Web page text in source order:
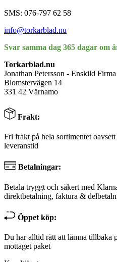
SMS: 076-797 62 58
info@torkarblad.nu
Svar samma dag 365 dagar om
Torkarblad.nu
Jonathan Petersson - Enskild Firma
Blomstervägen 14
331 42 Värnamo
Frakt:
Fri frakt på hela sortimentet
leveranstid
Betalningar:
Betala tryggt och säkert med
direktbetalning, faktura &
Öppet köp:
Du har alltid rätt att lämna tillbaka
mottaget paket